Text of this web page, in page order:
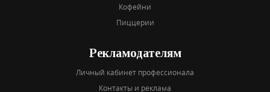
Кофейни
Пиццерии
Рекламодателям
Личный кабинет профессионала
Контакты и реклама